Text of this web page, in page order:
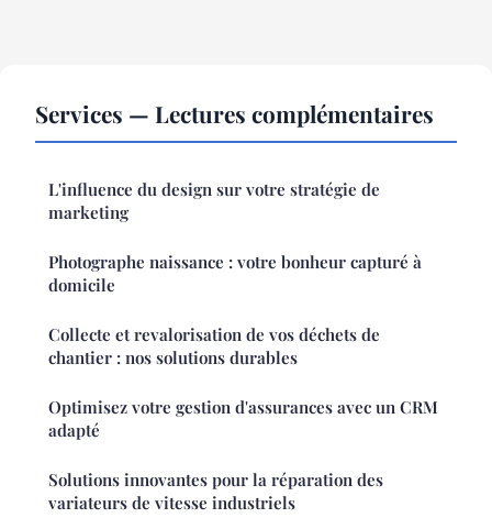
Services — Lectures complémentaires
L'influence du design sur votre stratégie de
marketing
Photographe naissance : votre bonheur capturé à
domicile
Collecte et revalorisation de vos déchets de
chantier : nos solutions durables
Optimisez votre gestion d'assurances avec un CRM
adapté
Solutions innovantes pour la réparation des
variateurs de vitesse industriels